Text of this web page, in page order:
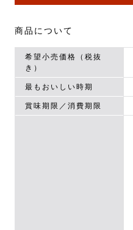
商品について
希望小売価格（税抜
き）
最もおいしい時期
賞味期限／消費期限